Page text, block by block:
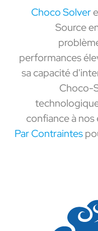
Choco Solver
Source
performances
sa capacité
Choco-
confiance à nos
Par Contraintes